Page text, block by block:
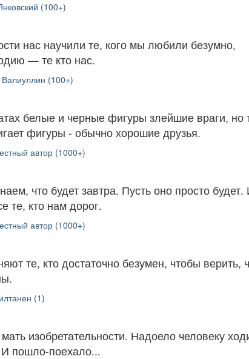
(100+)
нас научили те, кого мы любили безумно,
— те кто нас.
Валиуллин (100+)
белые и черные фигуры злейшие враги, но
фигуры - обычно хорошие друзья.
автор (1000+)
что будет завтра. Пусть оно просто
те, кто нам дорог.
автор (1000+)
те, кто достаточно безумен, чтобы верить,
(1)
изобретательности. Надоело человеку
И пошло-поехало...